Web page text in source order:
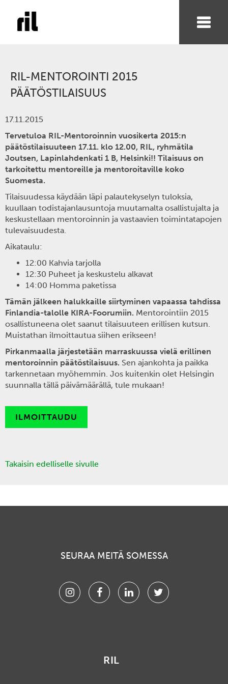
RIL-MENTOROINTI 2015
PÄÄTÖSTILAISUUS
17.11.2015
Tervetuloa RIL-Mentoroinnin vuosikerta 2015:n
päätöstilaisuuteen 17.11. klo 12.00, RIL, ryhmätila
Joutsen, Lapinlahdenkati 1 B, Helsinki!! Tilaisuus on
tarkoitettu mentoreille ja mentoroitaville koko
Suomesta.
Tilaisuudessa käydään läpi palautekyselyn tuloksia,
kuullaan todistajanlausuntoja muutamalta osallistujalta ja
keskustellaan mentoroinnin ja vastaavien toimintatapojen
tulevaisuudesta.
Aikataulu:
12:00 Kahvia tarjolla
12:30 Puheet ja keskustelu alkavat
14:00 Homma paketissa
Tämän jälkeen halukkaille siirtyminen vapaassa tahdissa
Finlandia-talolle KIRA-Foorumiin. Mentorointiin 2015
osallistuneena olet saanut tilaisuuteen erillisen kutsun.
Muistathan ilmoittautua siihen erikseen!
Pirkanmaalla järjestetään marraskuussa vielä erillinen
mentoroinnin päätöstilaisuus. Sen ajankohta ja paikka
tarkennetaan myöhemmin. Jos kuitenkin olet Helsingin
suunnalla tällä päivämäärällä, tule mukaan!
ILMOITTAUDU
Takaisin edelliselle sivulle
SEURAA MEITÄ SOMESSA
InstagramFacebookLinkedinTwitter
RIL